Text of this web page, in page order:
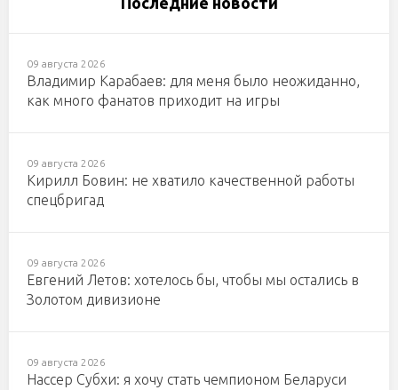
09 августа 2026
Владимир Карабаев: для меня было неожиданно,
как много фанатов приходит на игры
09 августа 2026
Кирилл Бовин: не хватило качественной работы
спецбригад
09 августа 2026
Евгений Летов: хотелось бы, чтобы мы остались в
Золотом дивизионе
09 августа 2026
Нассер Субхи: я хочу стать чемпионом Беларуси